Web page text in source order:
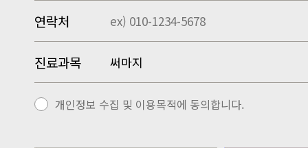
연락처
진료과목
개인정보 수집 및 이용목적에 동의합니다.